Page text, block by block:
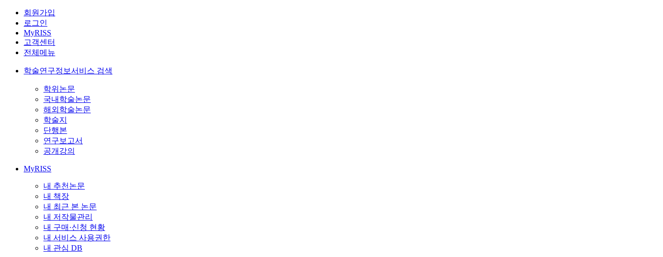
회원가입
로그인
MyRISS
고객센터
전체메뉴
학술연구정보서비스 검색
학위논문
국내학술논문
해외학술논문
학술지
단행본
연구보고서
공개강의
MyRISS
내 추천논문
내 책장
내 최근 본 논문
내 저작물관리
내 구매·신청 현황
내 서비스 사용권한
내 관심 DB